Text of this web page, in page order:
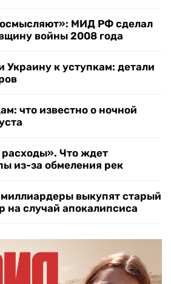
МИД РФ сделал
войны 2008 года
к уступкам: детали
что известно о ночной
Что ждет
из-за обмеления рек
выкупят старый
на случай апокалипсиса